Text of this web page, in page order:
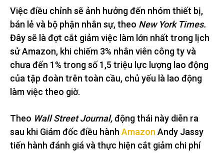
Việc điều chỉnh sẽ ảnh hưởng đến nhóm thiết bị,
bán lẻ và bộ phận nhân sự, theo New York Times.
Đây sẽ là đợt cắt giảm việc làm lớn nhất trong lịch
sử Amazon, khi chiếm 3% nhân viên công ty và
chưa đến 1% trong số 1,5 triệu lực lượng lao động
của tập đoàn trên toàn cầu, chủ yếu là lao động
làm việc theo giờ.
Theo Wall Street Journal,động thái này diễn ra
sau khi Giám đốc điều hành Amazon Andy Jassy
tiến hành đánh giá và thực hiện cắt giảm chi phí